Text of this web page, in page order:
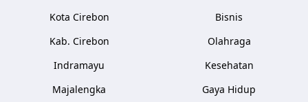
Kota Cirebon
Kab. Cirebon
Indramayu
Majalengka
Bisnis
Olahraga
Kesehatan
Gaya Hidup